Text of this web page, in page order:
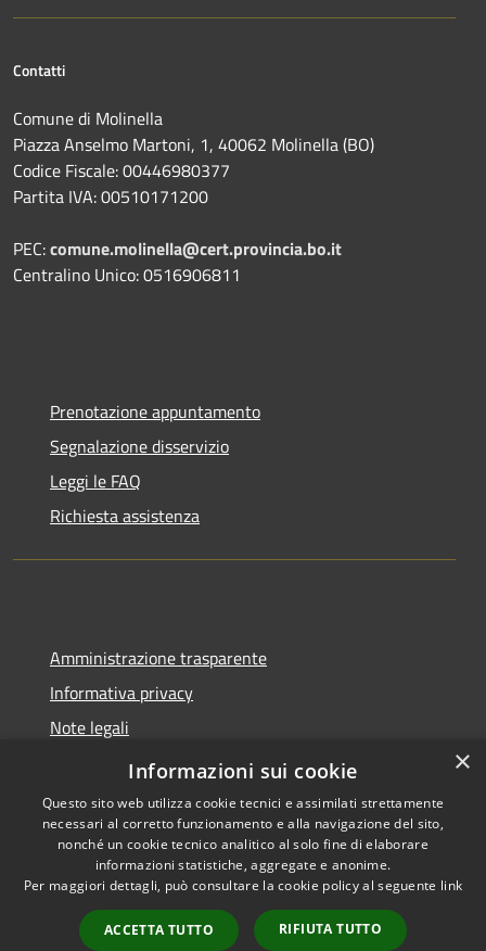
Contatti
Comune di Molinella
Piazza Anselmo Martoni, 1, 40062 Molinella (BO)
Codice Fiscale: 00446980377
Partita IVA: 00510171200
PEC:comune.molinella@cert.provincia.bo.it
Centralino Unico: 0516906811
Prenotazione appuntamento
Segnalazione disservizio
Leggi le FAQ
Richiesta assistenza
Amministrazione trasparente
Informativa privacy
Note legali
Dichiarazione di accessibilità
Accessibilità
Copyright © 2026 • Comune di
Molinella • Powered by
Municipium•
Accesso
×
Informazioni sui cookie
Questo sito web utilizza cookie tecnici e assimilati strettamente
necessari al corretto funzionamento e alla navigazione del sito,
nonché un cookie tecnico analitico al solo fine di elaborare
informazioni statistiche, aggregate e anonime.
Per maggiori dettagli, può consultare la cookie policy al seguente link
ACCETTA TUTTO RIFIUTA TUTTO